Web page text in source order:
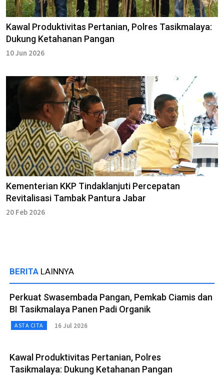
Kawal Produktivitas Pertanian, Polres Tasikmalaya:
Dukung Ketahanan Pangan
10 Jun 2026
Kementerian KKP Tindaklanjuti Percepatan
Revitalisasi Tambak Pantura Jabar
20 Feb 2026
BERITA LAINNYA
Perkuat Swasembada Pangan, Pemkab Ciamis dan
BI Tasikmalaya Panen Padi Organik
ASTA CITA 16 Jul 2026
Kawal Produktivitas Pertanian, Polres
Tasikmalaya: Dukung Ketahanan Pangan